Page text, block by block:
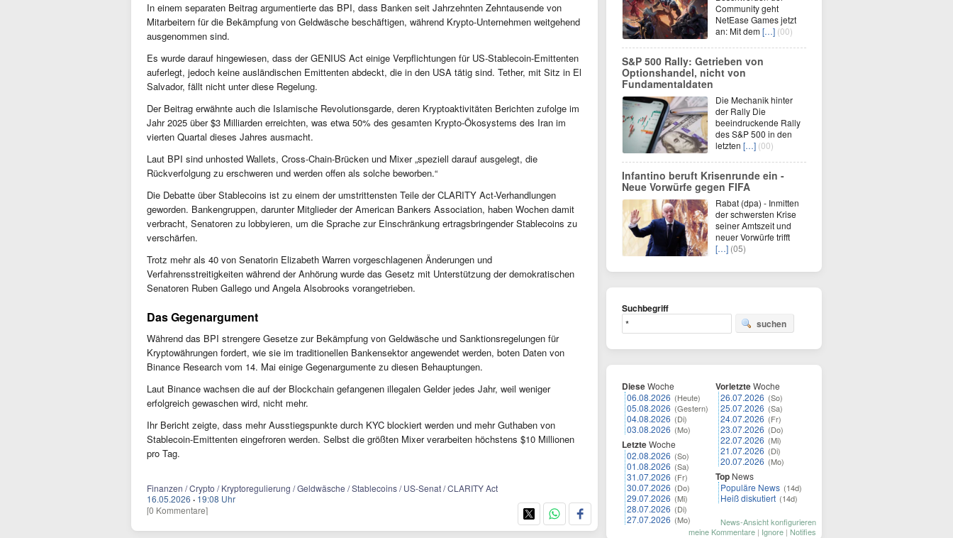
In einem separaten Beitrag argumentierte das BPI, dass Banken seit Jahrzehnten Zehntausende von
Mitarbeitern für die Bekämpfung von Geldwäsche beschäftigen, während Krypto-Unternehmen weitgehend
ausgenommen sind.
Es wurde darauf hingewiesen, dass der GENIUS Act einige Verpflichtungen für US-Stablecoin-Emittenten
auferlegt, jedoch keine ausländischen Emittenten abdeckt, die in den USA tätig sind. Tether, mit Sitz in El
Salvador, fällt nicht unter diese Regelung.
Der Beitrag erwähnte auch die Islamische Revolutionsgarde, deren Kryptoaktivitäten Berichten zufolge im
Jahr 2025 über $3 Milliarden erreichten, was etwa 50% des gesamten Krypto-Ökosystems des Iran im
vierten Quartal dieses Jahres ausmacht.
Laut BPI sind unhosted Wallets, Cross-Chain-Brücken und Mixer „speziell darauf ausgelegt, die
Rückverfolgung zu erschweren und werden offen als solche beworben.“
Die Debatte über Stablecoins ist zu einem der umstrittensten Teile der CLARITY Act-Verhandlungen
geworden. Bankengruppen, darunter Mitglieder der American Bankers Association, haben Wochen damit
verbracht, Senatoren zu lobbyieren, um die Sprache zur Einschränkung ertragsbringender Stablecoins zu
verschärfen.
Trotz mehr als 40 von Senatorin Elizabeth Warren vorgeschlagenen Änderungen und
Verfahrensstreitigkeiten während der Anhörung wurde das Gesetz mit Unterstützung der demokratischen
Senatoren Ruben Gallego und Angela Alsobrooks vorangetrieben.
Das Gegenargument
Während das BPI strengere Gesetze zur Bekämpfung von Geldwäsche und Sanktionsregelungen für
Kryptowährungen fordert, wie sie im traditionellen Bankensektor angewendet werden, boten Daten von
Binance Research vom 14. Mai einige Gegenargumente zu diesen Behauptungen.
Laut Binance wachsen die auf der Blockchain gefangenen illegalen Gelder jedes Jahr, weil weniger
erfolgreich gewaschen wird, nicht mehr.
Ihr Bericht zeigte, dass mehr Ausstiegspunkte durch KYC blockiert werden und mehr Guthaben von
Stablecoin-Emittenten eingefroren werden. Selbst die größten Mixer verarbeiten höchstens $10 Millionen
pro Tag.
Finanzen / Crypto / Kryptoregulierung / Geldwäsche / Stablecoins / US-Senat / CLARITY Act
16.05.2026 · 19:08 Uhr
[0 Kommentare]
Community geht
NetEase Games jetzt
an: Mit dem[…] (00)
S&P 500 Rally: Getrieben von
Optionshandel, nicht von
Fundamentaldaten
Die Mechanik hinter
der Rally Die
beeindruckende Rally
des S&P 500 in den
letzten […] (00)
Infantino beruft Krisenrunde ein -
Neue Vorwürfe gegen FIFA
Rabat (dpa) - Inmitten
der schwersten Krise
seiner Amtszeit und
neuer Vorwürfe trifft
[…] (05)
Suchbegriff
suchen
DieseWoche
06.08.2026 (Heute)
05.08.2026 (Gestern)
04.08.2026 (Di)
03.08.2026 (Mo)
LetzteWoche
02.08.2026 (So)
01.08.2026 (Sa)
31.07.2026 (Fr)
30.07.2026 (Do)
29.07.2026 (Mi)
28.07.2026 (Di)
27.07.2026 (Mo)
VorletzteWoche
26.07.2026 (So)
25.07.2026 (Sa)
24.07.2026 (Fr)
23.07.2026 (Do)
22.07.2026 (Mi)
21.07.2026 (Di)
20.07.2026 (Mo)
Top News
Populäre News (14d)
Heiß diskutiert (14d)
News-Ansicht konfigurieren
meine Kommentare | Ignore | Notifies